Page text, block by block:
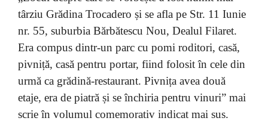
târziu Grădina Trocadero și se afla pe Str. 11 Iunie
nr. 55, suburbia Bărbătescu Nou, Dealul Filaret.
Era compus dintr-un parc cu pomi roditori, casă,
pivniță, casă pentru portar, fiind folosit în cele din
urmă ca grădină-restaurant. Pivnița avea două
etaje, era de piatră și se închiria pentru vinuri” mai
scrie în volumul comemorativ indicat mai sus.